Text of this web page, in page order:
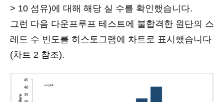
> 10 섬유)에 대해 해당 실 수를 확인했습니다.
그런 다음 다운프루프 테스트에 불합격한 원단의 스
레드 수 빈도를 히스토그램에 차트로 표시했습니다
(차트 2 참조).